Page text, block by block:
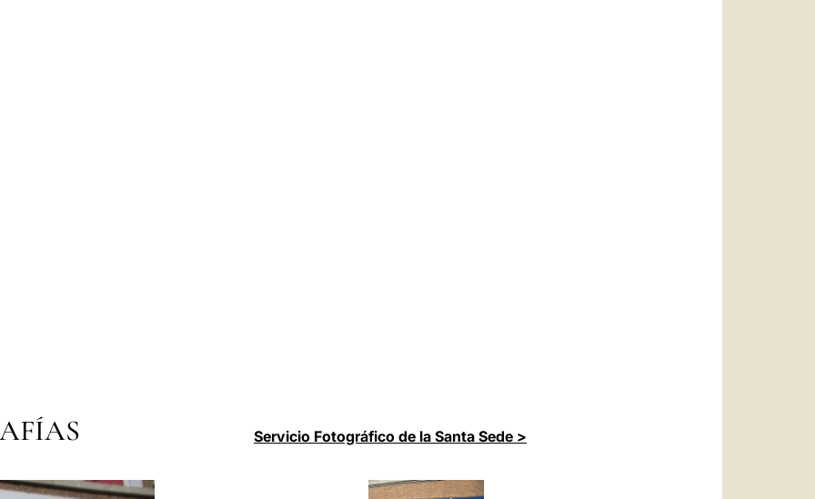
Servicio Fotográfico de la Santa Sede >